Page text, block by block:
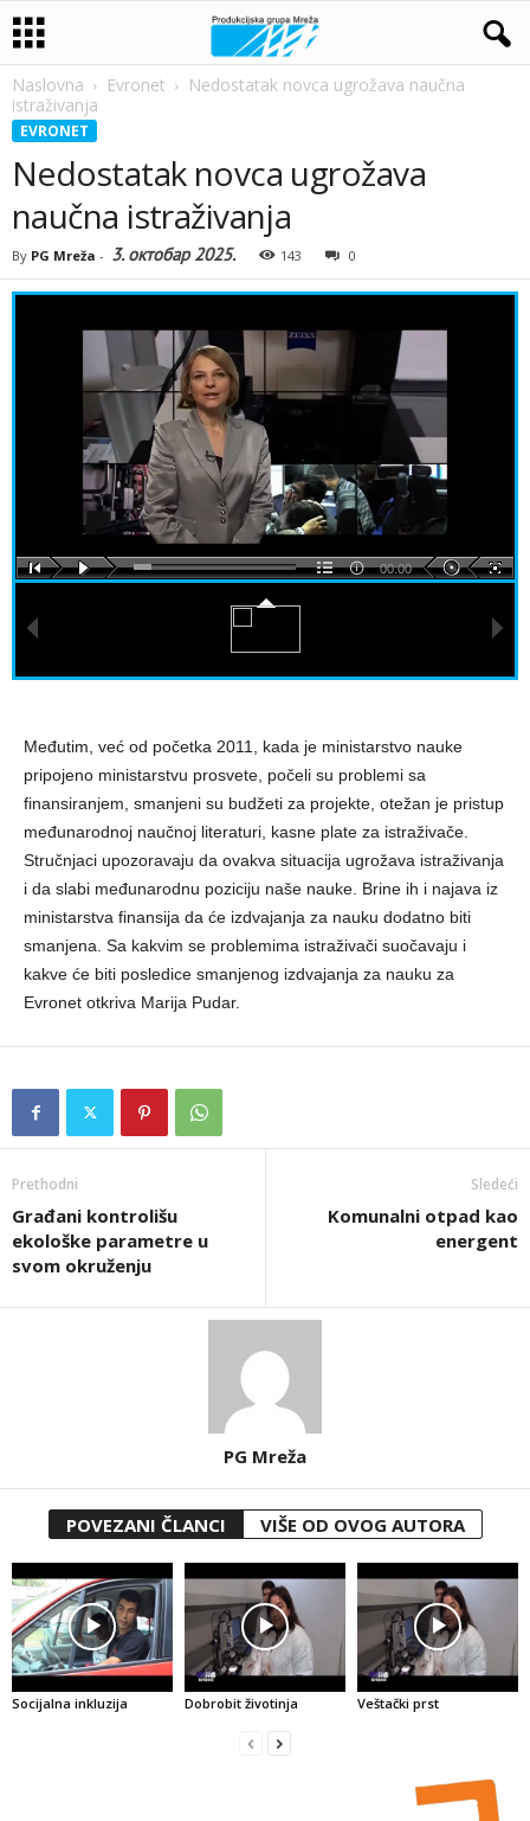
Naslovna Evronet
Nedostatak novca ugrožava naučna
istraživanja
EVRONET
Nedostatak novca ugrožava
naučna istraživanja
By PG Mreža - 3. октобар 2025. 143 0
00:00
Međutim, već od početka 2011, kada je ministarstvo nauke
pripojeno ministarstvu prosvete, počeli su problemi sa
finansiranjem, smanjeni su budžeti za projekte, otežan je pristup
međunarodnoj naučnoj literaturi, kasne plate za istraživače.
Stručnjaci upozoravaju da ovakva situacija ugrožava istraživanja
i da slabi međunarodnu poziciju naše nauke. Brine ih i najava iz
ministarstva finansija da će izdvajanja za nauku dodatno biti
smanjena. Sa kakvim se problemima istraživači suočavaju i
kakve će biti posledice smanjenog izdvajanja za nauku za
Evronet otkriva Marija Pudar.
Prethodni
Građani kontrolišu
ekološke parametre u
svom okruženju
Sledeći
Komunalni otpad kao
energent
PG Mreža
POVEZANI ČLANCI VIŠE OD OVOG AUTORA
Socijalna inkluzija Dobrobit životinja Veštački prst